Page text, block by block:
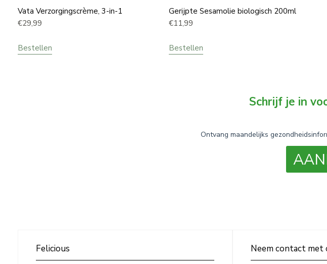
Vata Verzorgingscrème, 3-in-1
€29,99
Bestellen
Gerijpte Sesamolie biologisch 200ml
€11,99
Bestellen
Schrijf je in
Ontvang maandelijks
Felicious Neem contact met